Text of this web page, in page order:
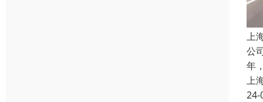
上
公
年
上
24-